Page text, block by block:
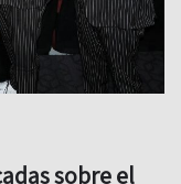
sobre el